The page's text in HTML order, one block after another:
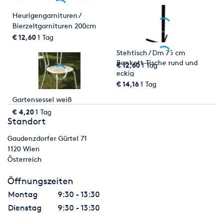
Heurigengarnituren /
Bierzeltgarnituren 200cm
€ 12,601 Tag
Stehtisch / Dm 75 cm
€ 12,601 Tag
Gartensessel weiß
€ 4,201 Tag
Bankett-Tische rund und
eckig
€ 14,161 Tag
Standort
Gaudenzdorfer Gürtel 71
1120 Wien
Österreich
Öffnungszeiten
Montag
9:30 - 13:30
Dienstag
9:30 - 13:30